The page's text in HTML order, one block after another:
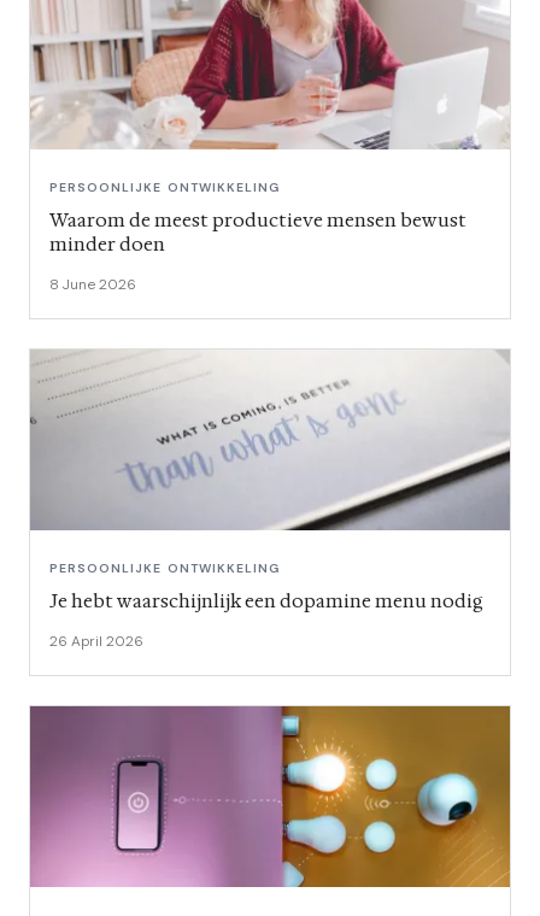
PERSOONLIJKE ONTWIKKELING
Waarom de meest productieve mensen bewust
minder doen
8 June 2026
PERSOONLIJKE ONTWIKKELING
Je hebt waarschijnlijk een dopamine menu nodig
26 April 2026